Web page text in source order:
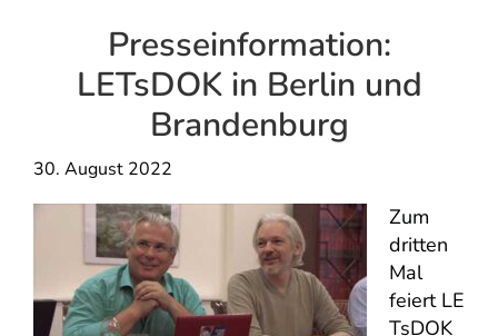
Presseinformation:
LETsDOK in Berlin und
Brandenburg
30. August 2022
Zum
dritten
Mal
feiert LE
TsDOK